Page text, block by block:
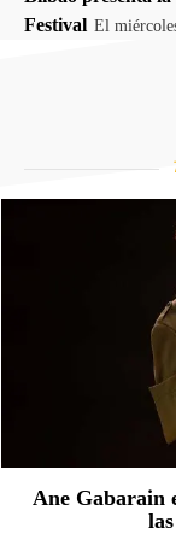
Festival El
Ane Gabarain